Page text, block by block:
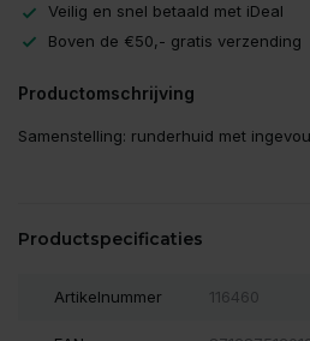
Veilig en snel betaald met iDeal
Boven de €50,- gratis verzending
Productomschrijving
Samenstelling: runderhuid met
Productspecificaties
Artikelnummer 116460